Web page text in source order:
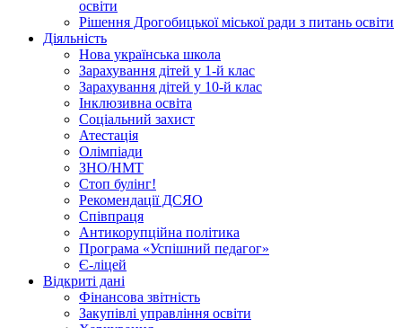
освіти
Рішення Дрогобицької міської ради з питань освіти
Діяльність
Нова українська школа
Зарахування дітей у 1-й клас
Зарахування дітей у 10-й клас
Інклюзивна освіта
Соціальний захист
Атестація
Олімпіади
ЗНО/НМТ
Стоп булінг!
Рекомендації ДСЯО
Співпраця
Антикорупційна політика
Програма «Успішний педагог»
Є-ліцей
Відкриті дані
Фінансова звітність
Закупівлі управління освіти